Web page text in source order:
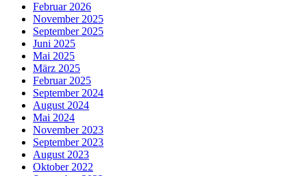
Februar 2026
November 2025
September 2025
Juni 2025
Mai 2025
März 2025
Februar 2025
September 2024
August 2024
Mai 2024
November 2023
September 2023
August 2023
Oktober 2022